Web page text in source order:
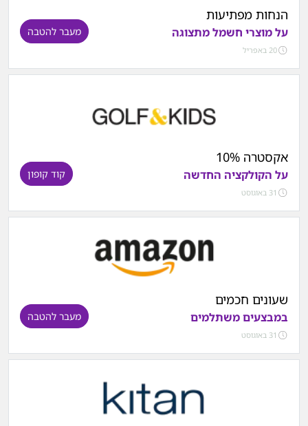
הנחות מפתיעות
על מוצרי חשמל מתצוגה
20 באפריל
מעבר להטבה
אקסטרה 10%
על הקולקציה החדשה
31 באוגוסט
קוד קופון
שעונים חכמים
במבצעים משתלמים
31 באוגוסט
מעבר להטבה